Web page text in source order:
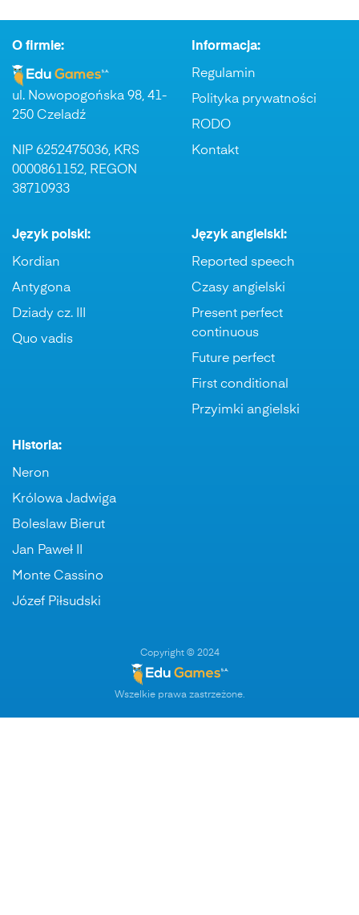
O firmie:
ul. Nowopogońska 98, 41-
250 Czeladź
NIP 6252475036, KRS
0000861152, REGON
38710933
Informacja:
Regulamin
Polityka prywatności
RODO
Kontakt
Język polski:
Kordian
Antygona
Dziady cz. III
Quo vadis
Język angielski:
Reported speech
Czasy angielski
Present perfect
continuous
Future perfect
First conditional
Przyimki angielski
Historia:
Neron
Królowa Jadwiga
Boleslaw Bierut
Jan Paweł II
Monte Cassino
Józef Piłsudski
Copyright © 2024
Wszelkie prawa zastrzeżone.